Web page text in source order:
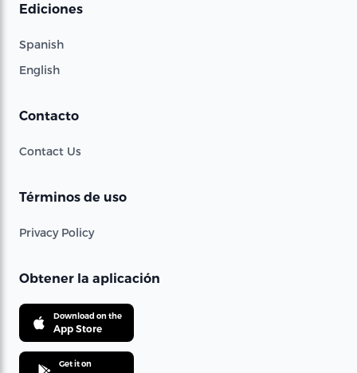
Ediciones
Spanish
English
Contacto
Contact Us
Términos de uso
Privacy Policy
Obtener la aplicación
Download on the
App Store
Get it on